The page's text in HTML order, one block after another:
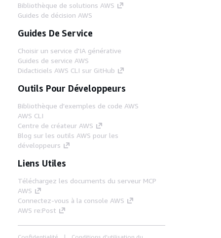
Bibliothèque de solutions AWS
Guides de décision AWS
Guides De Service
Choisir un service d'IA générative
Guides de service AWS
Didacticiels AWS CLI sur GitHub
Outils Pour Développeurs
Bibliothèque d'exemples de code AWS
AWS CLI
Centre de créateur AWS
Blog sur les outils AWS pour les
développeurs
Liens Utiles
Téléchargez les documents du serveur MCP
AWS
Connectez-vous à la console AWS
AWS re:Post
Confidentialité Conditions d'utilisation du